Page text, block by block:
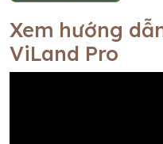
Xem hướng
ViLand Pro